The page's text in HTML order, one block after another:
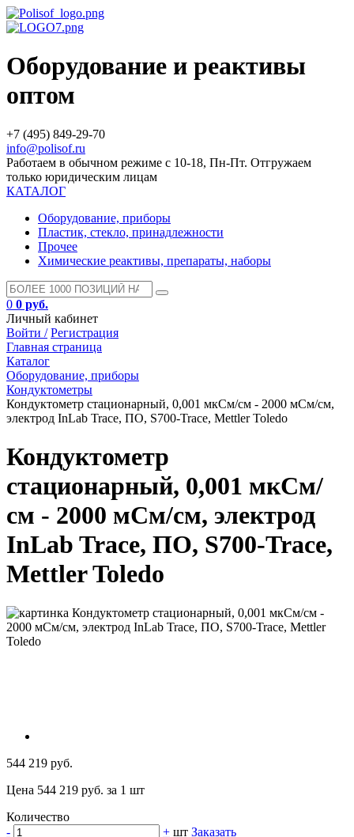
Оборудование и реактивы
оптом
+7 (495) 849-29-70
info@polisof.ru
Работаем в обычном режиме с 10-18, Пн-Пт. Отгружаем
только юридическим лицам
КАТАЛОГ
Оборудование, приборы
Пластик, стекло, принадлежности
Прочее
Химические реактивы, препараты, наборы
0 0 руб.
Личный кабинет
Войти / Регистрация
Главная страница
Каталог
Оборудование, приборы
Кондуктометры
Кондуктометр стационарный, 0,001 мкСм/см - 2000 мСм/см,
электрод InLab Trace, ПО, S700-Trace, Mettler Toledo
Кондуктометр
стационарный, 0,001 мкСм/
см - 2000 мСм/см, электрод
InLab Trace, ПО, S700-Trace,
Mettler Toledo
544 219 руб.
Цена 544 219 руб. за 1 шт
Количество
-
+ шт Заказать